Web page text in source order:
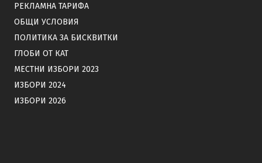
РЕКЛАМНА ТАРИФА
ОБЩИ УСЛОВИЯ
ПОЛИТИКА ЗА БИСКВИТКИ
ГЛОБИ ОТ КАТ
МЕСТНИ ИЗБОРИ 2023
ИЗБОРИ 2024
ИЗБОРИ 2026